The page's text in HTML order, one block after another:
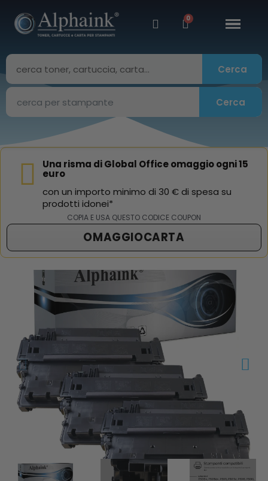
Cerca
Cerca
Una risma di Global Office omaggio ogni 15
euro
con un importo minimo di 30 € di spesa su
prodotti idonei*
COPIA E USA QUESTO CODICE COUPON
OMAGGIOCARTA